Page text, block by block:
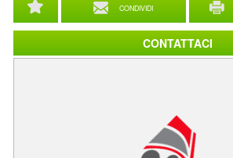
CONDIVIDI
CONTATTACI